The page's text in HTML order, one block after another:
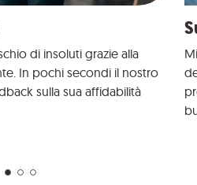
di insoluti grazie alla
In pochi secondi il nostro
sulla sua affidabilità